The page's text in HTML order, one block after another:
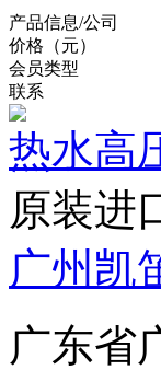
产品信息/公司
价格（元）
会员类型
联系
热水高
原装进
广州凯
广东省